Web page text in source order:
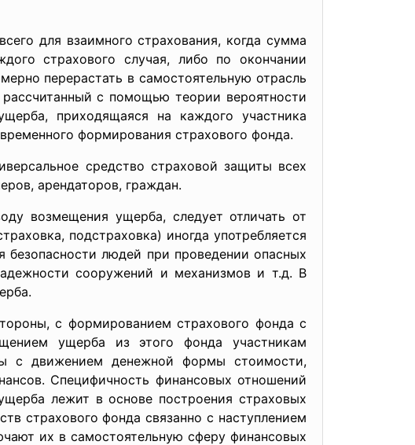
для взаимного страхования, когда сумма
страхового случая, либо по окончании
перерастать в самостоятельную отрасль
с помощью теории вероятности
приходящаяся на каждого участника
формирования страхового фонда.
средство страховой защиты всех
арендаторов, граждан.
возмещения ущерба, следует отличать от
подстраховка) иногда употребляется
безопасности людей при проведении опасных
сооружений и механизмов и т.д. В
с формированием страхового фонда с
ущерба из этого фонда участникам
с движением денежной формы стоимости,
Специфичность финансовых отношений
лежит в основе построения страховых
страхового фонда связанно с наступлением
их в самостоятельную сферу финансовых